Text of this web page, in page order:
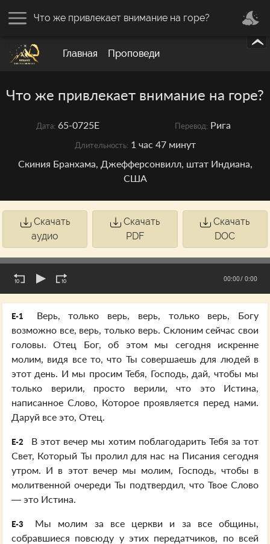
Главная Проповеди
Что же привлекает внимание на горе?
Что же привлекает внимание на горе?
Дата: 65-0725E Перевод: Рига
Длительность: 1 час 47 минут
Скиния Бранхама, Джефферсонвилл, штат Индиана,
США
Скачать
аудио
Скачать
PDF
Скачать
DOC
00:00/ 0:00
E-1
Верь, только верь, верь, только верь, Богу
возможно все, верь, только верь. Склоним сейчас свои
головы. Отец Бог, об этом мы сегодня искренне
молим, видя все то, что Ты совершаешь для людей в
этот день. И мы просим Тебя, Господь, дай, чтобы мы
только верили, просто верили, что это Истина,
написанное Слово, Которое проявляется перед нами.
Даруй все это, Отец.
E-2
В этот вечер мы хотим поблагодарить Тебя за тот
Свет, Который Ты пролил для нас на Писания сегодня
утром. И в этот вечер мы молим, Господь, чтобы в
молитвенной очереди Ты подтвердил, что Твое Слово
— это Истина.
E-3
Мы молим за все церкви и за все общины,
собравшиеся повсюду у этих передатчиков, по всей